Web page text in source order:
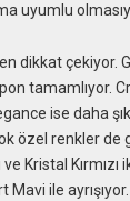
uyumlu
dikkat çekiyor.
tamamlıyor.
ise daha
özel renkler de
ve Kristal
ile